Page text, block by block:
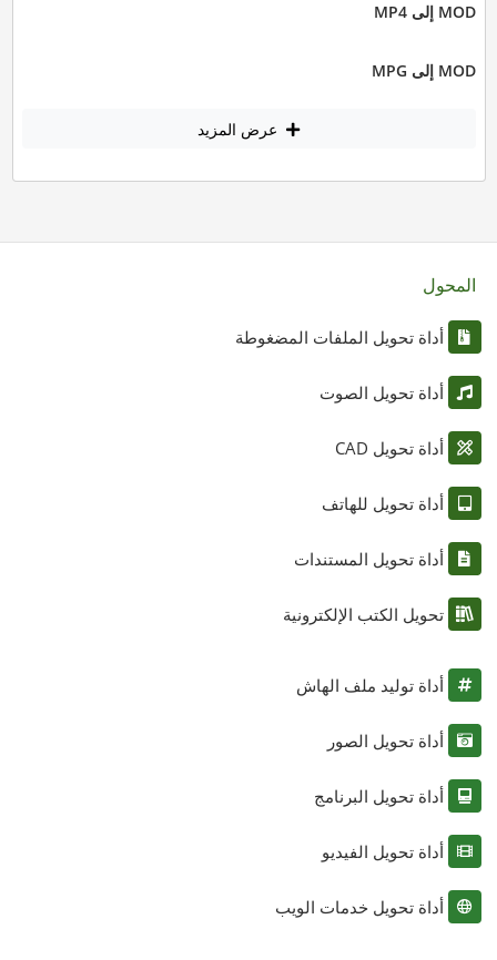
MOD إلى MP4
MOD إلى MPG
عرض المزيد
المحول
أداة تحويل الملفات المضغوطة
أداة تحويل الصوت
أداة تحويل CAD
أداة تحويل للهاتف
أداة تحويل المستندات
تحويل الكتب الإلكترونية
أداة توليد ملف الهاش
أداة تحويل الصور
أداة تحويل البرنامج
أداة تحويل الفيديو
أداة تحويل خدمات الويب